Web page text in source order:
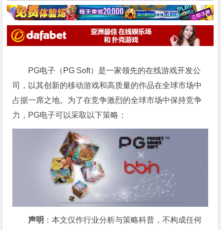
PG电子（PG Soft）是一家领先的在线游戏开发公
司，以其创新的移动游戏和高质量的作品在全球市场中
占据一席之地。为了在竞争激烈的全球市场中保持竞争
力，PG电子可以采取以下策略：
声明 ：本文仅作行业分析与策略科普，不构成任何